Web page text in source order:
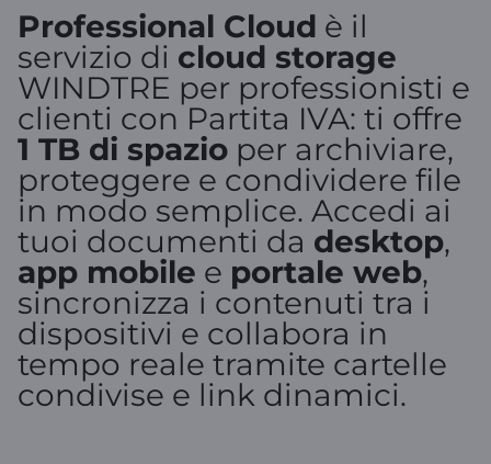
Professional Cloud è il
servizio di cloud storage
WINDTRE per professionisti e
clienti con Partita IVA: ti offre
1 TB di spazio per archiviare,
proteggere e condividere file
in modo semplice. Accedi ai
tuoi documenti da desktop,
app mobile e portale web,
sincronizza i contenuti tra i
dispositivi e collabora in
tempo reale tramite cartelle
condivise e link dinamici.